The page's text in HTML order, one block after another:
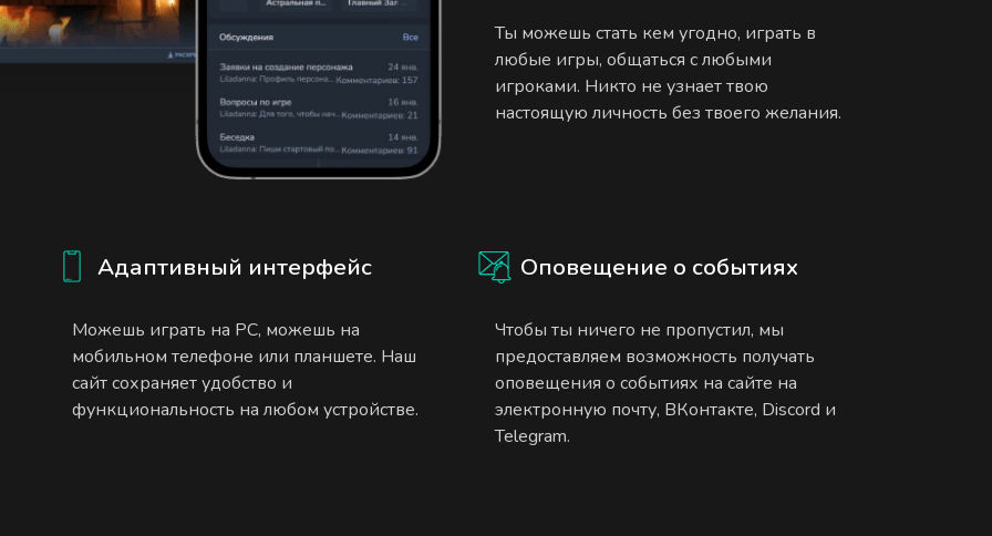
Ты можешь стать кем угодно, играть в
любые игры, общаться с любыми
игроками. Никто не узнает твою
настоящую личность без твоего желания.
Адаптивный интерфейс
Можешь играть на PC, можешь на
мобильном телефоне или планшете. Наш
сайт сохраняет удобство и
функциональность на любом устройстве.
Оповещение о событиях
Чтобы ты ничего не пропустил, мы
предоставляем возможность получать
оповещения о событиях на сайте на
электронную почту, ВКонтакте, Discord и
Telegram.